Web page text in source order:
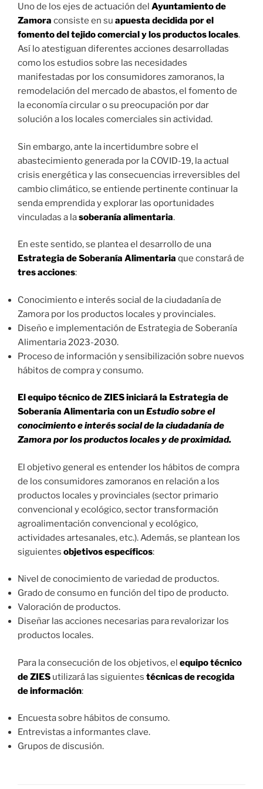
Uno de los ejes de actuación del Ayuntamiento de
Zamora consiste en su apuesta decidida por el
fomento del tejido comercial y los productos locales.
Así lo atestiguan diferentes acciones desarrolladas
como los estudios sobre las necesidades
manifestadas por los consumidores zamoranos, la
remodelación del mercado de abastos, el fomento de
la economía circular o su preocupación por dar
solución a los locales comerciales sin actividad.
Sin embargo, ante la incertidumbre sobre el
abastecimiento generada por la COVID-19, la actual
crisis energética y las consecuencias irreversibles del
cambio climático, se entiende pertinente continuar la
senda emprendida y explorar las oportunidades
vinculadas a lasoberanía alimentaria.
En este sentido, se plantea el desarrollo de una
Estrategia de Soberanía Alimentaria que constará de
tres acciones:
Conocimiento e interés social de la ciudadanía de
Zamora por los productos locales y provinciales.
Diseño e implementación de Estrategia de Soberanía
Alimentaria 2023-2030.
Proceso de información y sensibilización sobre nuevos
hábitos de compra y consumo.
El equipo técnico de ZIES iniciará la Estrategia de
Soberanía Alimentaria con unEstudio sobre el
conocimiento e interés social de la ciudadanía de
Zamora por los productos locales y de proximidad.
El objetivo general es entender los hábitos de compra
de los consumidores zamoranos en relación a los
productos locales y provinciales (sector primario
convencional y ecológico, sector transformación
agroalimentación convencional y ecológico,
actividades artesanales, etc.). Además, se plantean los
siguientes objetivos específicos:
Nivel de conocimiento de variedad de productos.
Grado de consumo en función del tipo de producto.
Valoración de productos.
Diseñar las acciones necesarias para revalorizar los
productos locales.
Para la consecución de los objetivos, el equipo técnico
de ZIES utilizará las siguientes técnicas de recogida
de información:
Encuesta sobre hábitos de consumo.
Entrevistas a informantes clave.
Grupos de discusión.